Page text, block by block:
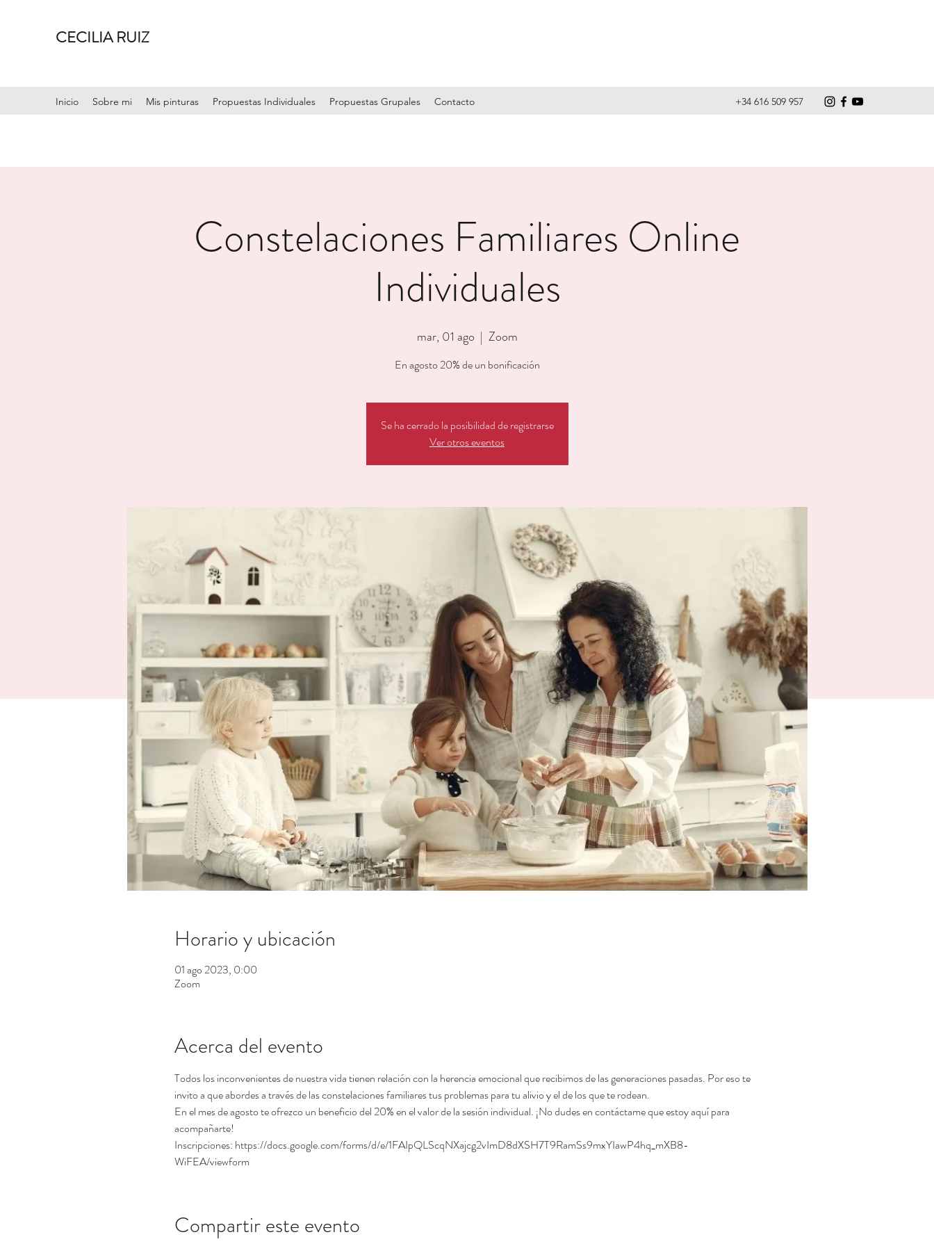
CECILIA RUIZ
Inicio Sobre mi Mis pinturas Propuestas Individuales Propuestas Grupales Contacto +34 616 509 957
Constelaciones Familiares Online
Individuales
mar, 01 ago
  |
Zoom
En agosto 20% de un bonificación
Se ha cerrado la posibilidad de registrarse
Ver otros eventos
Horario y ubicación
01 ago 2023, 0:00
Zoom
Acerca del evento
Todos los inconvenientes de nuestra vida tienen relación con la herencia emocional que recibimos de las generaciones pasadas. Por eso te
invito a que abordes a través de las constelaciones familiares tus problemas para tu alivio y el de los que te rodean.
En el mes de agosto te ofrezco un beneficio del 20% en el valor de la sesión individual. ¡No dudes en contáctame que estoy aquí para
acompañarte!
Inscripciones: https://docs.google.com/forms/d/e/1FAIpQLScqNXajcg2vImD8dXSH7T9RamSs9mxYIawP4hq_mXB8-
WiFEA/viewform
Compartir este evento